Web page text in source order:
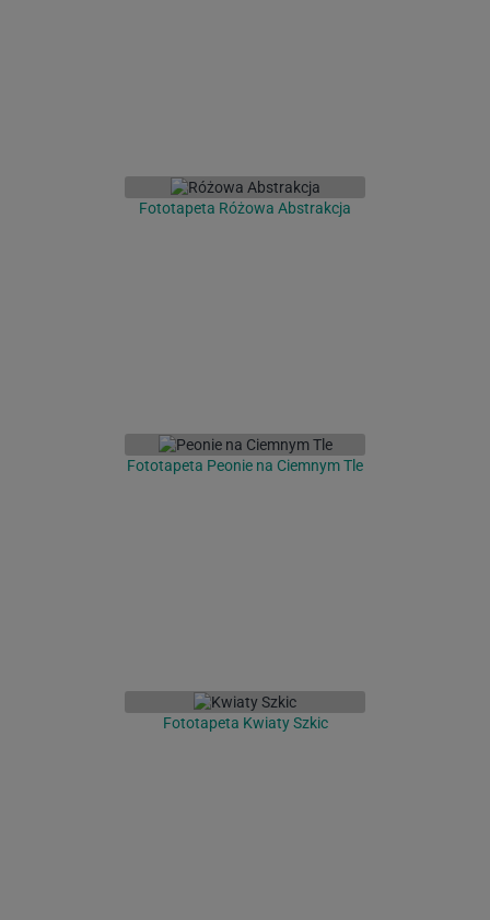
Fototapeta Różowa Abstrakcja
Fototapeta Peonie na Ciemnym Tle
Fototapeta Kwiaty Szkic